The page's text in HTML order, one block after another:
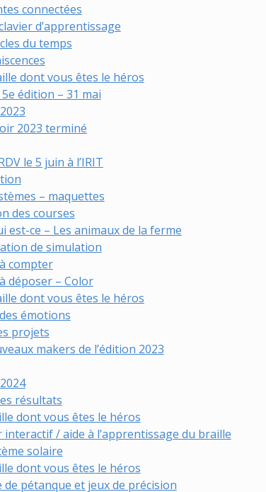
connectées
d’apprentissage
du temps
dont vous êtes le héros
édition – 31 mai
2023 terminé
le 5 juin à l’IRIT
– maquettes
des courses
est-ce – Les animaux de la ferme
de simulation
compter
déposer – Color
dont vous êtes le héros
émotions
projets
makers de l’édition 2023
résultats
dont vous êtes le héros
interactif / aide à l’apprentissage du braille
solaire
dont vous êtes le héros
de pétanque et jeux de précision